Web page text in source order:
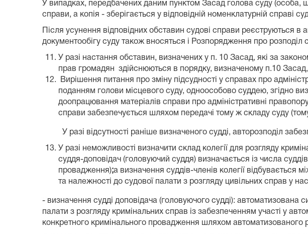
У випадках, передбачених даним пунктом Засад голова суду (особа,
справи, а копія - зберігається у відповідній номенклатурній справі
Після усунення відповідних обставин судові справи реєструються
документообігу суду також вносяться і Розпорядження про розподіл
У разі настання обставин, визначених у п. 10 Засад, які за
прав громадян здійснюються в порядку, визначеному п.10 Засад,
Вирішення питання про зміну підсудності у справах про
поданням голови місцевого суду, одноособово суддею, згідно
доопрацювання матеріалів справи про адміністративні
справи забезпечується шляхом передачі тому ж складу суду
У разі відсутності раніше визначеного судді, авторозподіл
У разі неможливості визначити склад колегії для розгляду
суддя-доповідач (головуючий суддя) визначається із числа
провадження);а визначення суддів-членів колегії відбувається
та належності до судової палати з розгляду цивільних справ у
- визначення судді доповідача (головуючого судді): автоматизована
палати з розгляду кримінальних справ із забезпеченням участі у
конкретного кримінального провадження шляхом автоматизованого